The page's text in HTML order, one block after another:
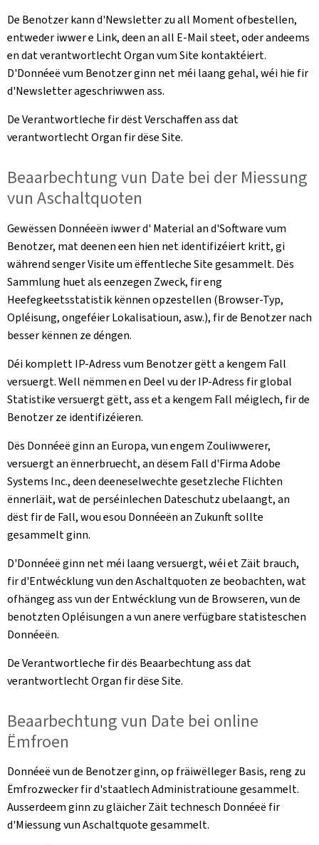
De Benotzer kann d'Newsletter zu all Moment ofbestellen,
entweder iwwer e Link, deen an all E-Mail steet, oder andeems
en dat verantwortlecht Organ vum Site kontaktéiert.
D'Donnéeë vum Benotzer ginn net méi laang gehal, wéi hie fir
d'Newsletter ageschriwwen ass.
De Verantwortleche fir dëst Verschaffen ass dat
verantwortlecht Organ fir dëse Site.
Beaarbechtung vun Date bei der Miessung
vun Aschaltquoten
Gewëssen Donnéeën iwwer d' Material an d'Software vum
Benotzer, mat deenen een hien net identifizéiert kritt, gi
während senger Visite um ëffentleche Site gesammelt. Dës
Sammlung huet als eenzegen Zweck, fir eng
Heefegkeetsstatistik kënnen opzestellen (Browser-Typ,
Opléisung, ongeféier Lokalisatioun, asw.), fir de Benotzer nach
besser kënnen ze déngen.
Déi komplett IP-Adress vum Benotzer gëtt a kengem Fall
versuergt. Well nëmmen en Deel vu der IP-Adress fir global
Statistike versuergt gëtt, ass et a kengem Fall méiglech, fir de
Benotzer ze identifizéieren.
Dës Donnéeë ginn an Europa, vun engem Zouliwwerer,
versuergt an ënnerbruecht, an dësem Fall d'Firma Adobe
Systems Inc., deen deeneselwechte gesetzleche Flichten
ënnerläit, wat de perséinlechen Dateschutz ubelaangt, an
dëst fir de Fall, wou esou Donnéeën an Zukunft sollte
gesammelt ginn.
D'Donnéeë ginn net méi laang versuergt, wéi et Zäit brauch,
fir d'Entwécklung vun den Aschaltquoten ze beobachten, wat
ofhängeg ass vun der Entwécklung vun de Browseren, vun de
benotzten Opléisungen a vun anere verfügbare statisteschen
Donnéeën.
De Verantwortleche fir dës Beaarbechtung ass dat
verantwortlecht Organ fir dëse Site.
Beaarbechtung vun Date bei online
Ëmfroen
Donnéeë vun de Benotzer ginn, op fräiwëlleger Basis, reng zu
Ëmfrozwecker fir d'staatlech Administratioune gesammelt.
Ausserdeem ginn zu gläicher Zäit technesch Donnéeë fir
d'Miessung vun Aschaltquote gesammelt.